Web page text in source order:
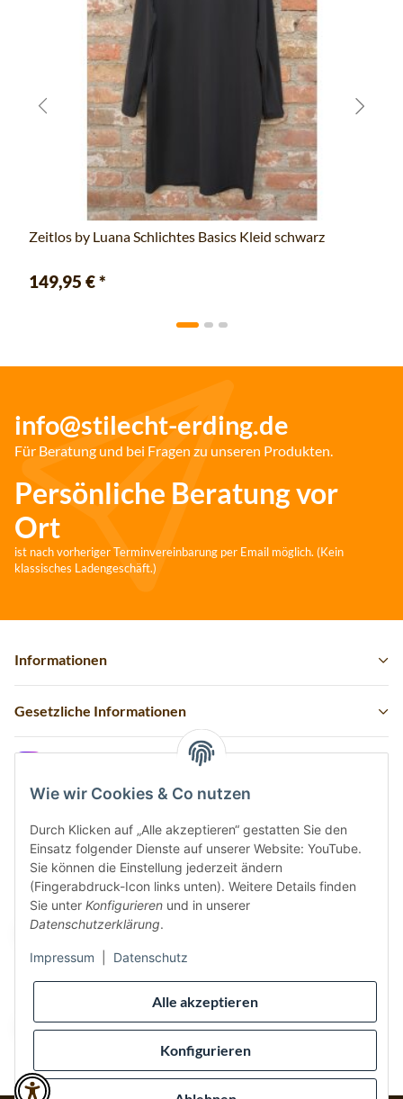
Alle akzeptieren
Konfigurieren
Wie wir Cookies & Co nutzen
Durch Klicken auf „Alle akzeptieren“ gestatten Sie den
Einsatz folgender Dienste auf unserer Website: YouTube.
Sie können die Einstellung jederzeit ändern
(Fingerabdruck-Icon links unten). Weitere Details finden
Sie unter Konfigurieren und in unserer
Datenschutzerklärung.
Impressum Datenschutz
Zeitlos by Luana Schlichtes Basics Kleid schwarz
149,95 €*
info@stilecht-erding.de
Für Beratung und bei Fragen zu unseren Produkten.
Persönliche Beratung vor
Ort
ist nach vorheriger Terminvereinbarung per Email möglich. (Kein
klassisches Ladengeschäft.)
Informationen
Gesetzliche Informationen
Vertrag widerrufen
Sicher bezahlen via:
Wir versenden via: